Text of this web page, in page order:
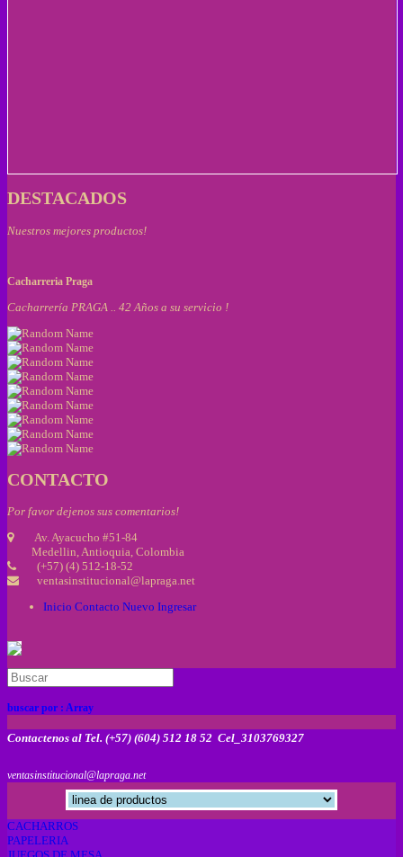
DESTACADOS
Nuestros mejores productos!
Cacharreria Praga
Cacharrería PRAGA .. 42 Años a su servicio !
CONTACTO
Por favor dejenos sus comentarios!
Av. Ayacucho #51-84
Medellin, Antioquia, Colombia
(+57) (4) 512-18-52
ventasinstitucional@lapraga.net
Inicio Contacto Nuevo Ingresar
buscar por : Array
Contactenos al Tel. (+57) (604) 512 18 52 Cel_3103769327
ventasinstitucional@lapraga.net
CACHARROS
PAPELERIA